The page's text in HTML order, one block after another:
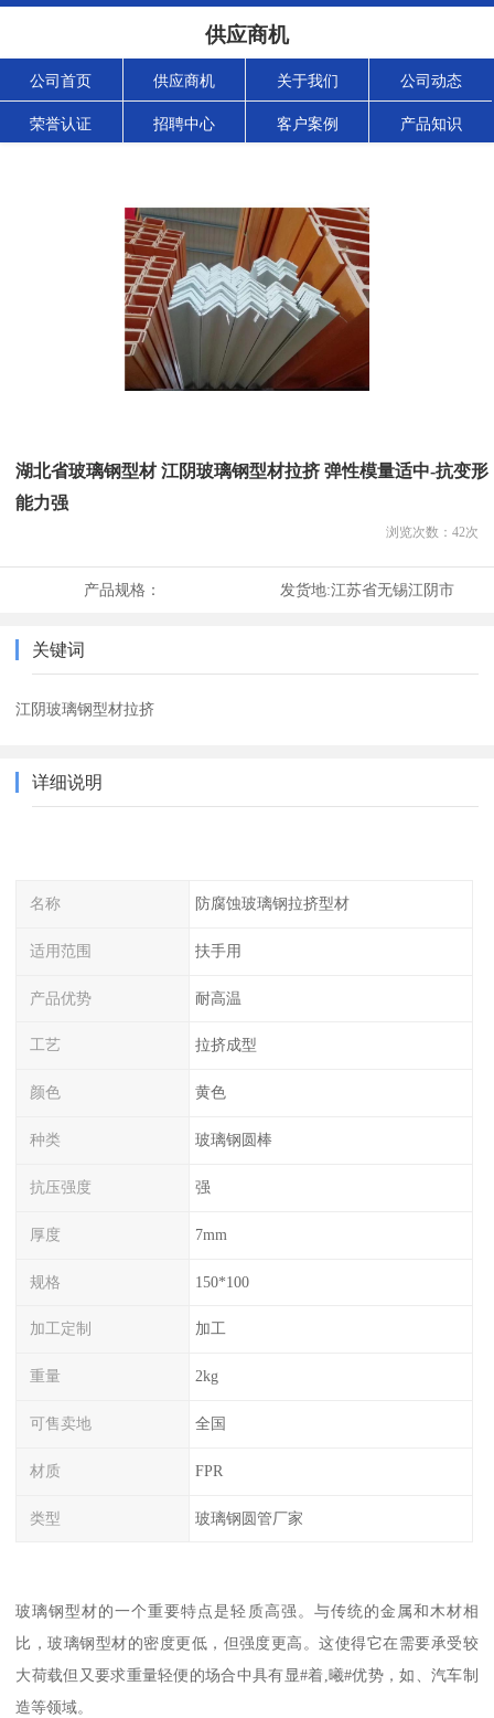
供应商机
公司首页 供应商机 关于我们 公司动态
荣誉认证 招聘中心 客户案例 产品知识
湖北省玻璃钢型材 江阴玻璃钢型材拉挤 弹性模量适中-抗变形
能力强
浏览次数： 42次
产品规格： 发货地:江苏省无锡江阴市
关键词
江阴玻璃钢型材拉挤
详细说明
名称 防腐蚀玻璃钢拉挤型材
适用范围 扶手用
产品优势 耐高温
工艺 拉挤成型
颜色 黄色
种类 玻璃钢圆棒
抗压强度 强
厚度 7mm
规格 150*100
加工定制 加工
重量 2kg
可售卖地 全国
材质 FPR
类型 玻璃钢圆管厂家
玻璃钢型材的一个重要特点是轻质高强。与传统的金属和木材相
比，玻璃钢型材的密度更低，但强度更高。这使得它在需要承受较
大荷载但又要求重量轻便的场合中具有显#着,曦#优势，如、汽车制
造等领域。